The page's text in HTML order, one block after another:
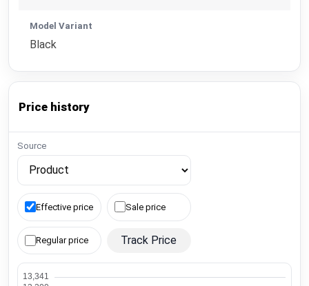
Model Variant
Black
Price history
Source
Effective price Sale price
Regular price Track Price